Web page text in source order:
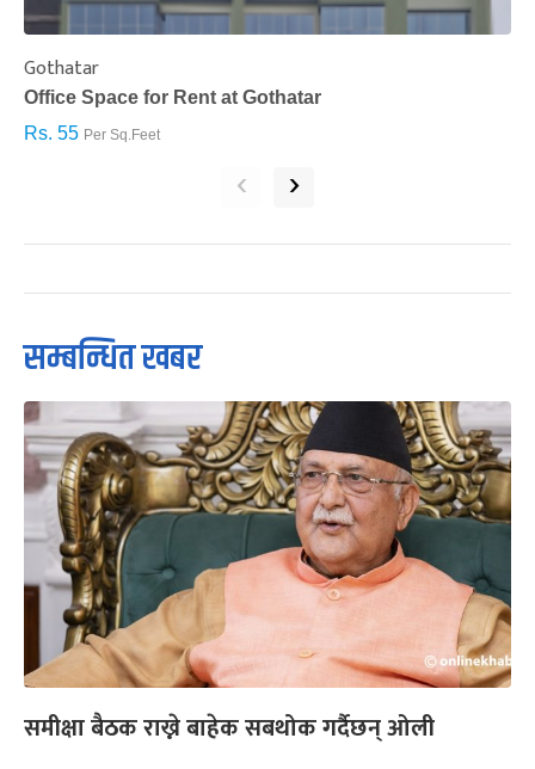
Gothatar
Office Space for Rent at Gothatar
Rs. 55 Per Sq.Feet
‹ ›
सम्बन्धित खबर
समीक्षा बैठक राख्ने बाहेक सबथोक गर्दैछन् ओली